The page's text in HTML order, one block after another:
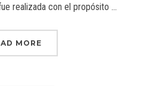
realizada con el propósito …
MORE